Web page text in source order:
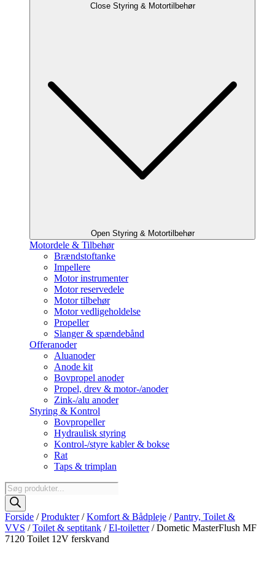
Close Styring & Motortilbehør
Open Styring & Motortilbehør
Motordele & Tilbehør
Brændstoftanke
Impellere
Motor instrumenter
Motor reservedele
Motor tilbehør
Motor vedligeholdelse
Propeller
Slanger & spændebånd
Offeranoder
Aluanoder
Anode kit
Bovpropel anoder
Propel, drev & motor-/anoder
Zink-/alu anoder
Styring & Kontrol
Bovpropeller
Hydraulisk styring
Kontrol-/styre kabler & bokse
Rat
Taps & trimplan
Products
search
Forside /Produkter/Komfort & Bådpleje /Pantry, Toilet &
VVS /Toilet & septitank /El-toiletter/ Dometic MasterFlush MF
7120 Toilet 12V ferskvand